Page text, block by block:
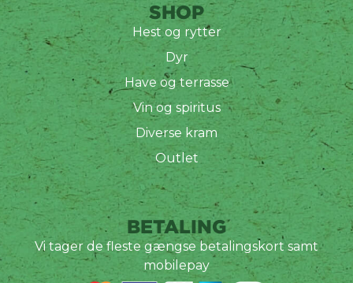
SHOP
Hest og rytter
Dyr
Have og terrasse
Vin og spiritus
Diverse kram
Outlet
BETALING
Vi tager de fleste gængse betalingskort samt
mobilepay